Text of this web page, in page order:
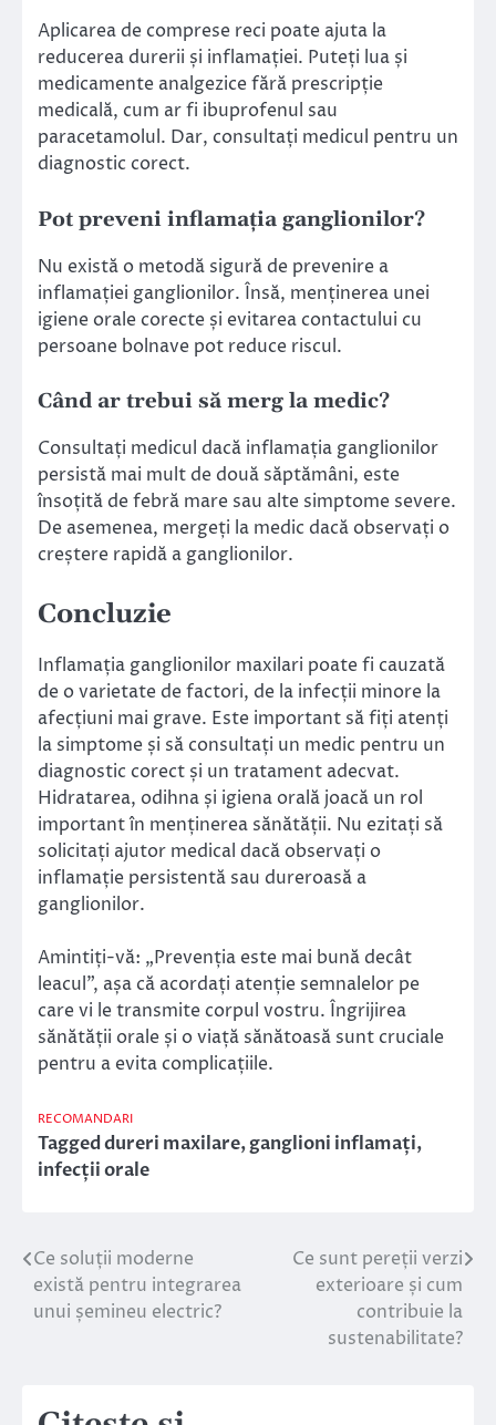
Aplicarea de comprese reci poate ajuta la
reducerea durerii și inflamației. Puteți lua și
medicamente analgezice fără prescripție
medicală, cum ar fi ibuprofenul sau
paracetamolul. Dar, consultați medicul pentru un
diagnostic corect.
Pot preveni inflamația ganglionilor?
Nu există o metodă sigură de prevenire a
inflamației ganglionilor. Însă, menținerea unei
igiene orale corecte și evitarea contactului cu
persoane bolnave pot reduce riscul.
Când ar trebui să merg la medic?
Consultați medicul dacă inflamația ganglionilor
persistă mai mult de două săptămâni, este
însoțită de febră mare sau alte simptome severe.
De asemenea, mergeți la medic dacă observați o
creștere rapidă a ganglionilor.
Concluzie
Inflamația ganglionilor maxilari poate fi cauzată
de o varietate de factori, de la infecții minore la
afecțiuni mai grave. Este important să fiți atenți
la simptome și să consultați un medic pentru un
diagnostic corect și un tratament adecvat.
Hidratarea, odihna și igiena orală joacă un rol
important în menținerea sănătății. Nu ezitați să
solicitați ajutor medical dacă observați o
inflamație persistentă sau dureroasă a
ganglionilor.
Amintiți-vă: „Prevenția este mai bună decât
leacul”, așa că acordați atenție semnalelor pe
care vi le transmite corpul vostru. Îngrijirea
sănătății orale și o viață sănătoasă sunt cruciale
pentru a evita complicațiile.
RECOMANDARI
Taggeddureri maxilare,ganglioni inflamați,
infecții orale
Navigare
în
Ce soluții moderne
există pentru integrarea
unui șemineu electric?
Ce sunt pereții verzi
exterioare și cum
contribuie la
sustenabilitate?